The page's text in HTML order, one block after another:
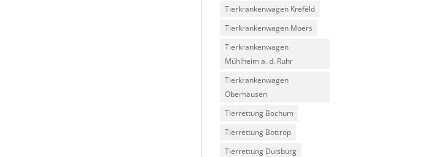
Tierkrankenwagen Krefeld
Tierkrankenwagen Moers
Tierkrankenwagen
Mühlheim a. d. Ruhr
Tierkrankenwagen
Oberhausen
Tierrettung Bochum
Tierrettung Bottrop
Tierrettung Duisburg